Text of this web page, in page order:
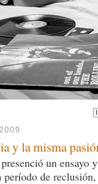
y la misma
un ensayo
período de